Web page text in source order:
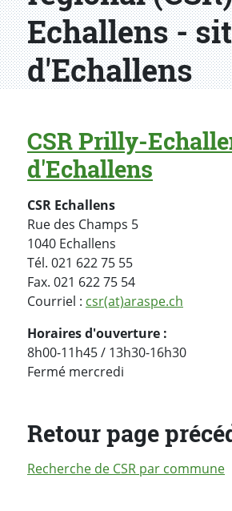
Echallens -
d'Echallens
CSR Prilly-
d'Echallens
CSR Echallens
Rue des Champs 5
1040 Echallens
Tél. 021 622 75 55
Fax. 021 622 75 54
Courriel : csr(at)araspe.ch
Horaires d'ouverture :
8h00-11h45 / 13h30-16h30
Fermé mercredi
Retour page
Recherche de CSR par commune